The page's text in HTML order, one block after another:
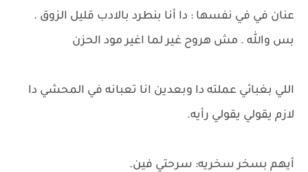
عنان في في نفسها : دا أنا بنطرد بالادب قليل الزوق .
بس والله . مش هروح غير لما اغير مود الحزن
اللي بغبائي عملته دا وبعدين انا تعبانه في المحشي دا
لازم يقولي يقولي رأيه.
أيهم بسخر سخريه: سرحتي فين.